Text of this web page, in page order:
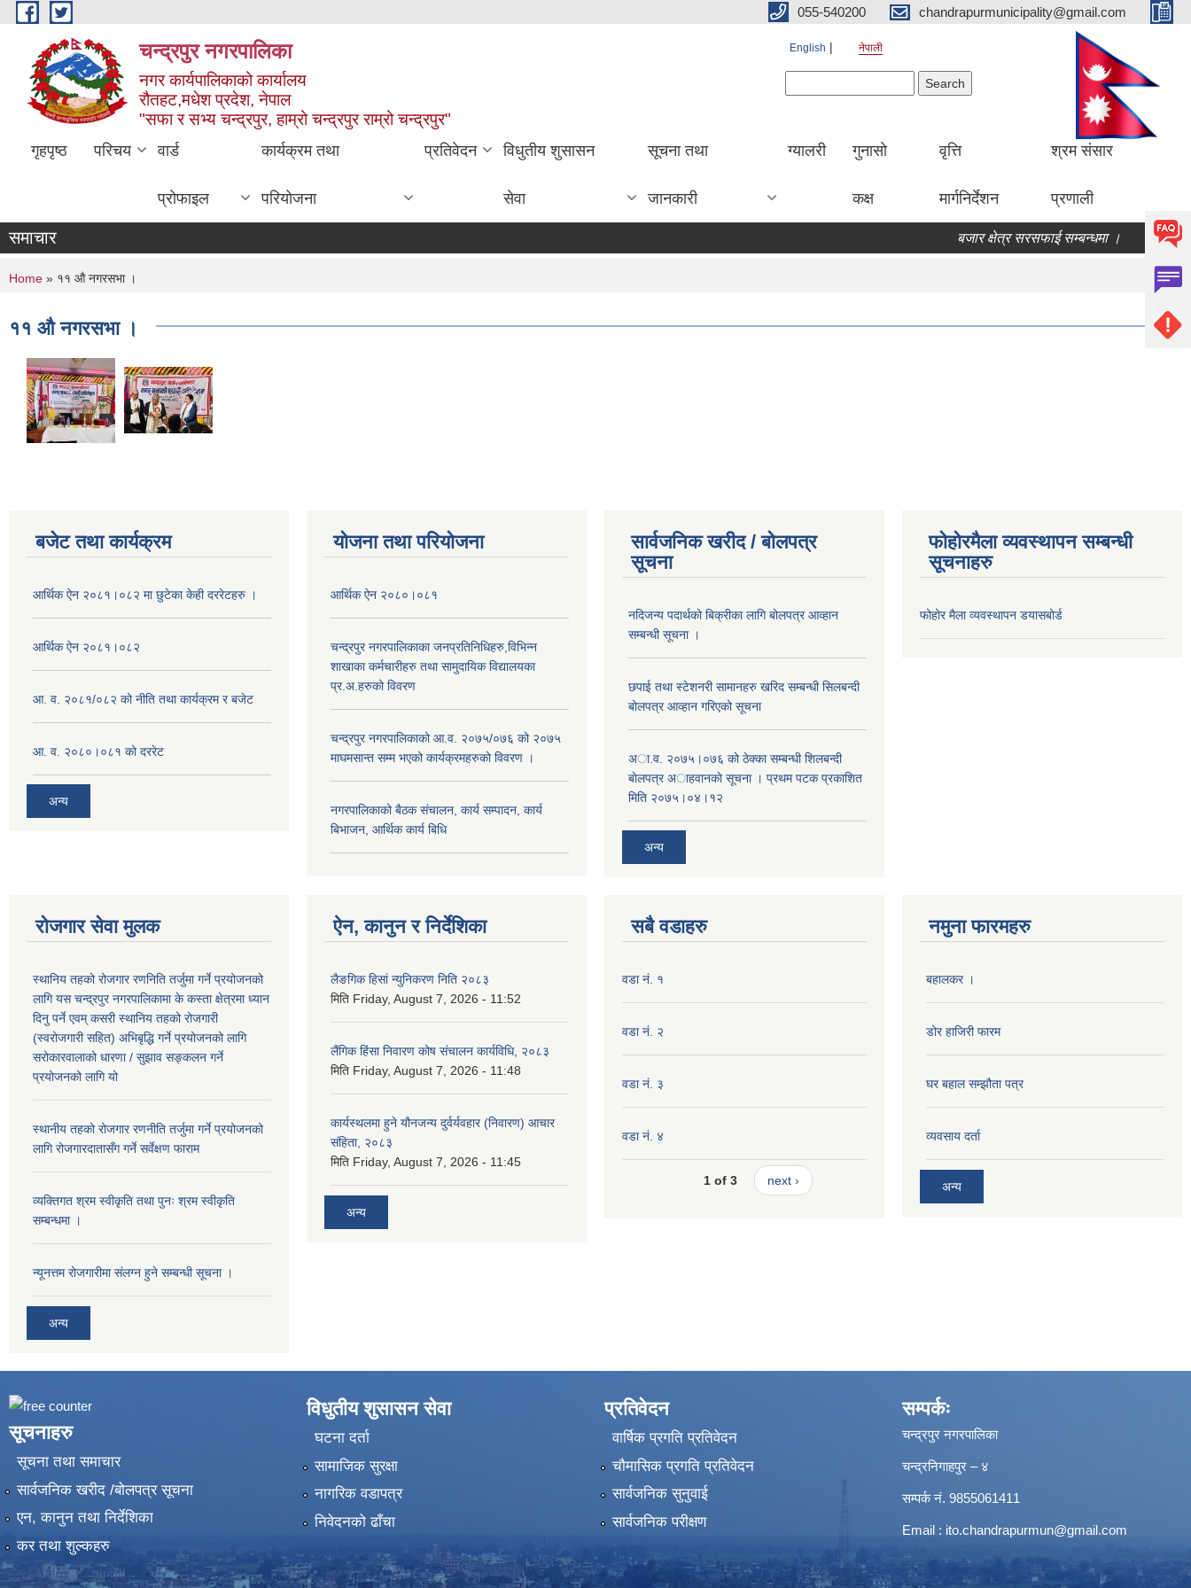
Skip to main content 055-540200 chandrapurmunicipality@gmail.com
चन्द्रपुर नगरपालिका
नगर कार्यपालिकाको कार्यालय
रौतहट,मधेश प्रदेश, नेपाल
"सफा र सभ्य चन्द्रपुर, हाम्रो चन्द्रपुर राम्रो चन्द्रपुर"
English नेपाली
गृहपृष्ठ परिचय वार्ड
प्रोफाइल
कार्यक्रम तथा
परियोजना
प्रतिवेदन विधुतीय शुसासन
सेवा
सूचना तथा
जानकारी
ग्यालरी गुनासो
कक्ष
वृत्ति
मार्गनिर्देशन
श्रम संसार
प्रणाली
समाचार बजार क्षेत्र सरसफाई सम्बन्धमा । बोलपत्र
You are here
Home » ११ औ नगरसभा ।
११ औ नगरसभा ।
बजेट तथा कार्यक्रम
आर्थिक ऐन २०८१।०८२ मा छुटेका केही दररेटहरु ।
आर्थिक ऐन २०८१।०८२
आ. व. २०८१/०८२ को नीति तथा कार्यक्रम र बजेट
आ. व. २०८०।०८१ को दररेट
अन्य
योजना तथा परियोजना
आर्थिक ऐन २०८०।०८१
चन्द्रपुर नगरपालिकाका जनप्रतिनिधिहरु,विभिन्न
शाखाका कर्मचारीहरु तथा सामुदायिक विद्यालयका
प्र.अ.हरुको विवरण
चन्द्रपुर नगरपालिकाको आ.व. २०७५/०७६ को २०७५
माघमसान्त सम्म भएको कार्यक्रमहरुको विवरण ।
नगरपालिकाको बैठक संचालन, कार्य सम्पादन, कार्य
बिभाजन, आर्थिक कार्य बिधि
सार्वजनिक खरीद / बोलपत्र
सूचना
नदिजन्य पदार्थको बिक्रीका लागि बोलपत्र आव्हान
सम्बन्धी सूचना ।
छपाई तथा स्टेशनरी सामानहरु खरिद सम्बन्धी सिलबन्दी
बोलपत्र आव्हान गरिएको सूचना
अा.व. २०७५।०७६ काे ठेक्का सम्बन्धी शिलबन्दी
बाेलपत्र अाहवानकाे सूचना । प्रथम पटक प्रकाशित
मिति २०७५।०४।१२
अन्य
फोहोरमैला व्यवस्थापन सम्बन्धी
सूचनाहरु
फोहोर मैला व्यवस्थापन डयासबोर्ड
रोजगार सेवा मुलक
स्थानिय तहको रोजगार रणनिति तर्जुमा गर्ने प्रयोजनको
लागि यस चन्द्रपुर नगरपालिकामा के कस्ता क्षेत्रमा ध्यान
दिनु पर्ने एवम् कसरी स्थानिय तहको रोजगारी
(स्वरोजगारी सहित) अभिबृद्धि गर्ने प्रयोजनको लागि
सरोकारवालाको धारणा / सुझाव सङ्कलन गर्ने
प्रयोजनको लागि यो
स्थानीय तहको रोजगार रणनीति तर्जुमा गर्ने प्रयोजनको
लागि रोजगारदातासँग गर्ने सर्वेक्षण फाराम
व्यक्तिगत श्रम स्वीकृति तथा पुनः श्रम स्वीकृति
सम्बन्धमा ।
न्यूनत्तम रोजगारीमा संलग्न हुने सम्बन्धी सूचना ।
अन्य
ऐन, कानुन र निर्देशिका
लैङगिक हिसां न्युनिकरण निति २०८३
मिति Friday, August 7, 2026 - 11:52
लैंगिक हिंसा निवारण कोष संचालन कार्यविधि, २०८३
मिति Friday, August 7, 2026 - 11:48
कार्यस्थलमा हुने यौनजन्य दुर्वर्यवहार (निवारण) आचार
संहिता, २०८३
मिति Friday, August 7, 2026 - 11:45
अन्य
सबै वडाहरु
वडा नं. १
वडा नं. २
वडा नं. ३
वडा नं. ४
1 of 3 next ›
नमुना फारमहरु
बहालकर ।
डोर हाजिरी फारम
घर बहाल सम्झौता पत्र
व्यवसाय दर्ता
अन्य
सूचनाहरु
सूचना तथा समाचार
सार्वजनिक खरीद /बोलपत्र सूचना
एन, कानुन तथा निर्देशिका
कर तथा शुल्कहरु
विधुतीय शुसासन सेवा
घटना दर्ता
सामाजिक सुरक्षा
नागरिक वडापत्र
निवेदनको ढाँचा
प्रतिवेदन
वार्षिक प्रगति प्रतिवेदन
चौमासिक प्रगति प्रतिवेदन
सार्वजनिक सुनुवाई
सार्वजनिक परीक्षण
सम्पर्कः
चन्द्रपुर नगरपालिका
चन्द्रनिगाहपुर – ४
सम्पर्क नं. 9855061411
Email : ito.chandrapurmun@gmail.com